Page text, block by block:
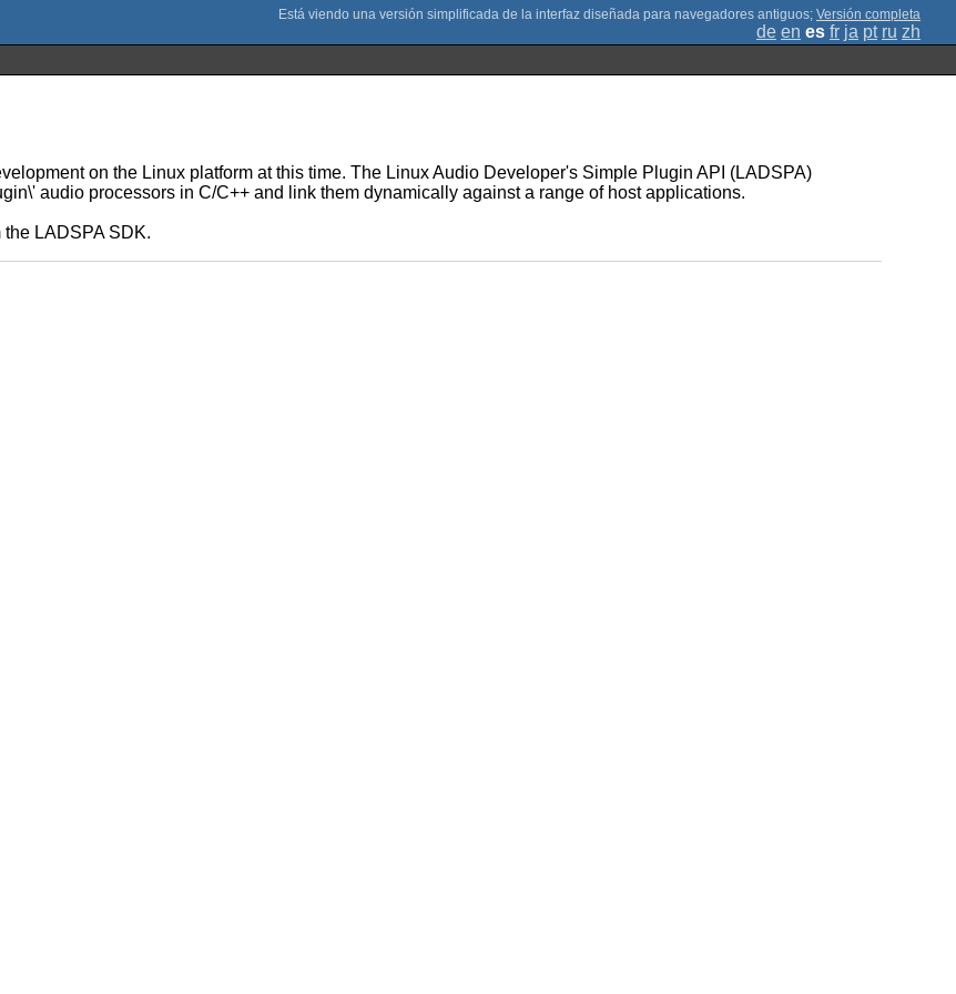
; Versión completa
de en es fr ja pt ru zh
on the Linux platform at this time. The Linux Audio Developer's Simple Plugin API (LADSPA)
audio processors in C/C++ and link them dynamically against a range of host applications.
LADSPA SDK.